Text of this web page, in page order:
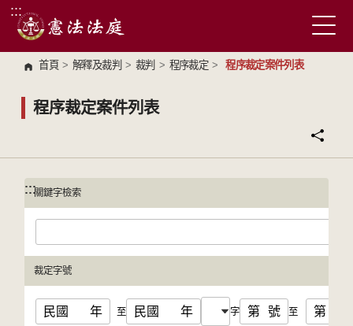
跳到主要內容區塊
:::
首頁 > 解釋及裁判 > 裁判 > 程序裁定 > 程序裁定案件列表
程序裁定案件列表
:::
:::關鍵字檢索
裁定字號
民國 年 至 民國 年 字 第 號 至 第